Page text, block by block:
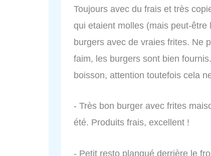
Toujours avec du frais et très
qui etaient molles (mais peut-
burgers avec de vraies frites. Ne
faim, les burgers sont bien
boisson, attention toutefois cela
- Très bon burger avec frites
été. Produits frais, excellent !
- Petit resto planqué derrière le